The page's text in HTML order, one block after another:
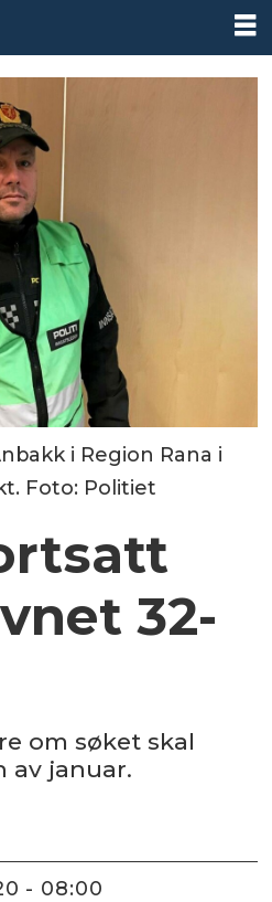
i Region Rana i
Foto: Politiet
32-
om søket skal
av januar.
- 08:00